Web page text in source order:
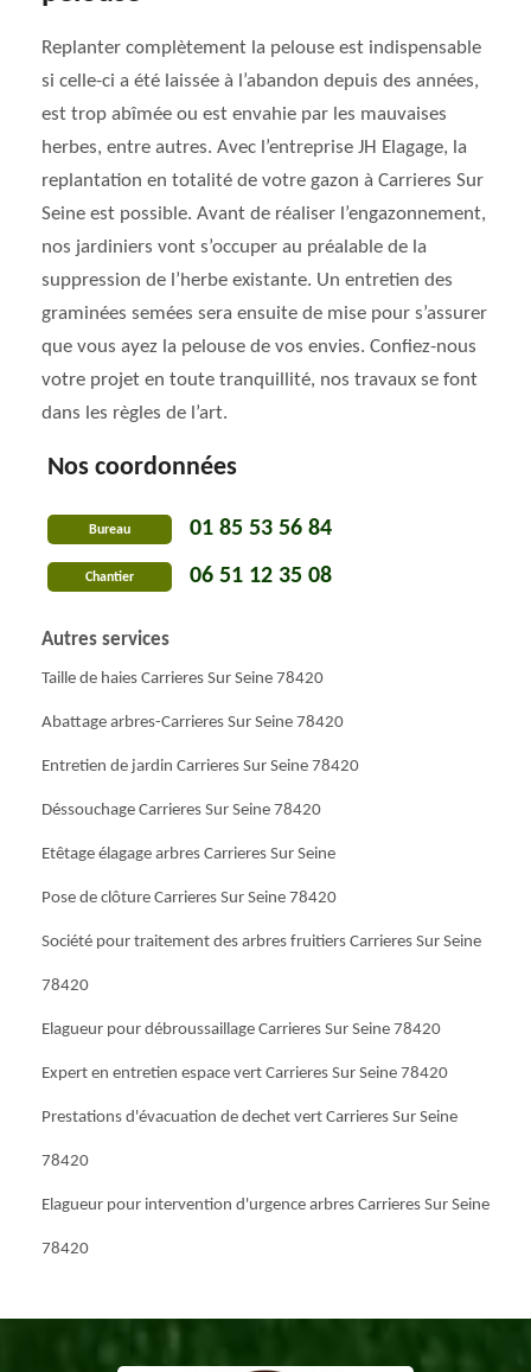
Replanter complètement la pelouse est indispensable
si celle-ci a été laissée à l’abandon depuis des années,
est trop abîmée ou est envahie par les mauvaises
herbes, entre autres. Avec l’entreprise JH Elagage, la
replantation en totalité de votre gazon à Carrieres Sur
Seine est possible. Avant de réaliser l’engazonnement,
nos jardiniers vont s’occuper au préalable de la
suppression de l’herbe existante. Un entretien des
graminées semées sera ensuite de mise pour s’assurer
que vous ayez la pelouse de vos envies. Confiez-nous
votre projet en toute tranquillité, nos travaux se font
dans les règles de l’art.
Nos coordonnées
Bureau 01 85 53 56 84
Chantier 06 51 12 35 08
Autres services
Taille de haies Carrieres Sur Seine 78420
Abattage arbres-Carrieres Sur Seine 78420
Entretien de jardin Carrieres Sur Seine 78420
Déssouchage Carrieres Sur Seine 78420
Etêtage élagage arbres Carrieres Sur Seine
Pose de clôture Carrieres Sur Seine 78420
Société pour traitement des arbres fruitiers Carrieres Sur Seine
78420
Elagueur pour débroussaillage Carrieres Sur Seine 78420
Expert en entretien espace vert Carrieres Sur Seine 78420
Prestations d'évacuation de dechet vert Carrieres Sur Seine
78420
Elagueur pour intervention d'urgence arbres Carrieres Sur Seine
78420